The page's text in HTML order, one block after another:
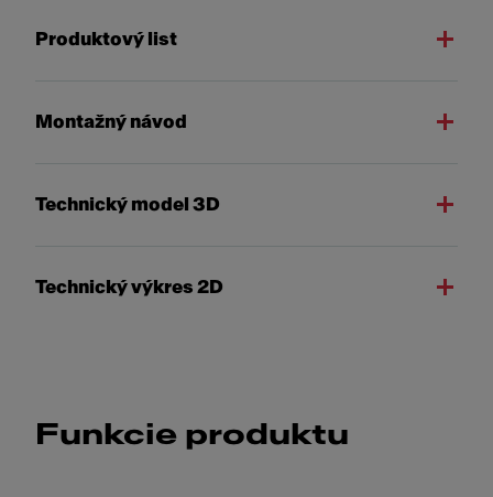
Produktový list
Montažný návod
Technický model 3D
Technický výkres 2D
Funkcie produktu